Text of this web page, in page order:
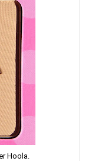
Hoola.